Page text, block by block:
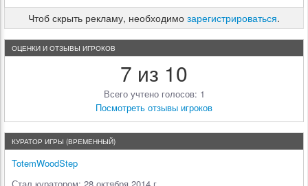
Чтоб скрыть рекламу, необходимо зарегистрироваться.
ОЦЕНКИ И ОТЗЫВЫ ИГРОКОВ
7 из 10
Всего учтено голосов: 1
Посмотреть отзывы игроков
КУРАТОР ИГРЫ (ВРЕМЕННЫЙ)
TotemWoodStep